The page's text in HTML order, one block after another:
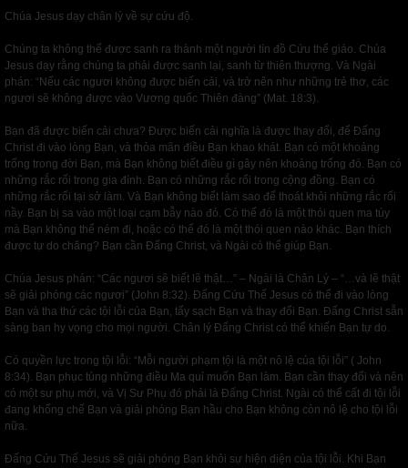
Chúa Jesus dạy chân lý về sự cứu độ.
Chúng ta không thể được sanh ra thành một người tín đồ Cứu thế giáo. Chúa
Jesus dạy rằng chúng ta phải được sanh lại, sanh từ thiên thượng. Và Ngài
phán: “Nếu các ngươi không được biến cải, và trở nên như những trẻ thơ, các
ngươi sẽ không được vào Vương quốc Thiên đàng” (Mat. 18:3).
Bạn đã được biến cải chưa? Được biến cải nghĩa là được thay đổi, để Đấng
Christ đi vào lòng Bạn, và thỏa mãn điều Bạn khao khát. Bạn có một khoảng
trống trong đời Bạn, mà Bạn không biết điều gì gây nên khoảng trống đó. Bạn có
những rắc rối trong gia đình. Bạn có những rắc rối trong cộng đồng. Bạn có
những rắc rối tại sở làm. Và Bạn không biết làm sao để thoát khỏi những rắc rối
nầy. Bạn bị sa vào một loại cạm bẫy nào đó. Có thể đó là một thói quen ma túy
mà Bạn không thể ném đi, hoặc có thể đó là một thói quen nào khác. Bạn thích
được tự do chăng? Bạn cần Đấng Christ, và Ngài có thể giúp Bạn.
Chúa Jesus phán: “Các ngươi sẽ biết lẽ thật…” – Ngài là Chân Lý – “…và lẽ thật
sẽ giải phóng các ngươi” (John 8:32). Đấng Cứu Thế Jesus có thể đi vào lòng
Bạn và tha thứ các tội lỗi của Bạn, tẩy sạch Bạn và thay đổi Bạn. Đấng Christ sẵn
sàng ban hy vọng cho mọi người. Chân lý Đấng Christ có thể khiến Bạn tự do.
Có quyền lực trong tội lỗi: “Mỗi người phạm tội là một nô lệ của tội lỗi” ( John
8:34). Bạn phục tùng những điều Ma quỉ muốn Bạn làm. Bạn cần thay đổi và nên
có một sư phụ mới, và Vị Sư Phụ đó phải là Đấng Christ. Ngài có thể cất đi tội lỗi
đang khống chế Bạn và giải phóng Bạn hầu cho Bạn không còn nô lệ cho tội lỗi
nữa.
Đấng Cứu Thế Jesus sẽ giải phóng Bạn khỏi sự hiện diện của tội lỗi. Khi Bạn